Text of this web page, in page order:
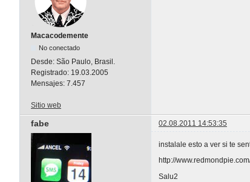
Macacodemente
No conectado
Desde: São Paulo, Brasil.
Registrado: 19.03.2005
Mensajes: 7.457
Sitio web
fabe 02.08.2011 14:53:35
instalale esto a ver si te
http://
Salu2